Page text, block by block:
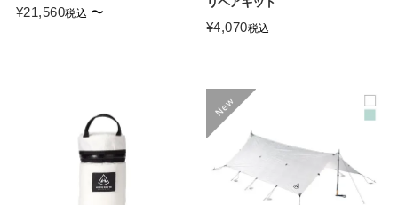
¥21,560税込 〜
¥4,070税込